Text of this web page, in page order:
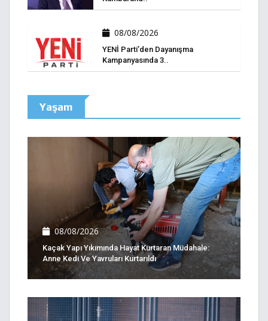
08/08/2026
YENİ Parti’den Dayanışma
Kampanyasında 3..
Yaşam
08/08/2026
Kaçak Yapı Yıkımında Hayat Kurtaran Müdahale:
Anne Kedi Ve Yavruları Kurtarıldı